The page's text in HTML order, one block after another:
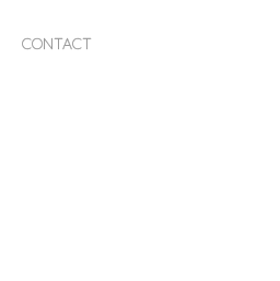
CONTACT